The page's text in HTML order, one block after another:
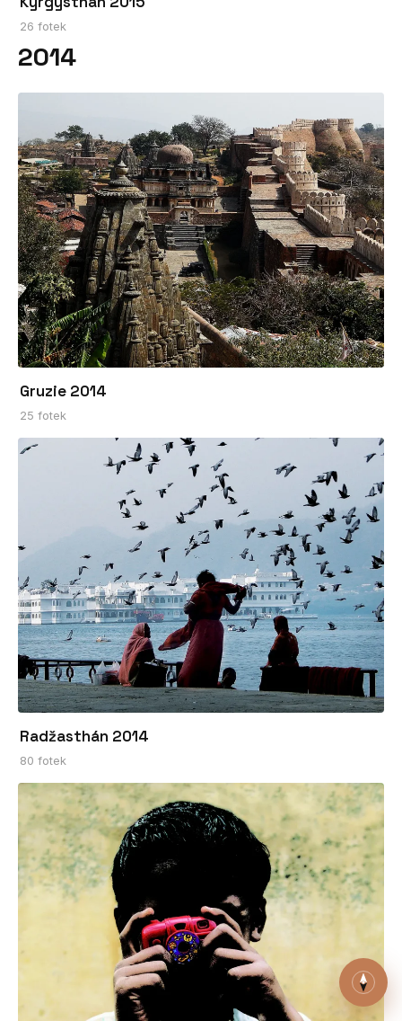
26 fotek
2014
Gruzie 2014
25 fotek
Radžasthán 2014
80 fotek